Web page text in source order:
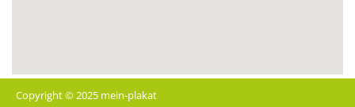
Copyright © 2025 mein-plakat